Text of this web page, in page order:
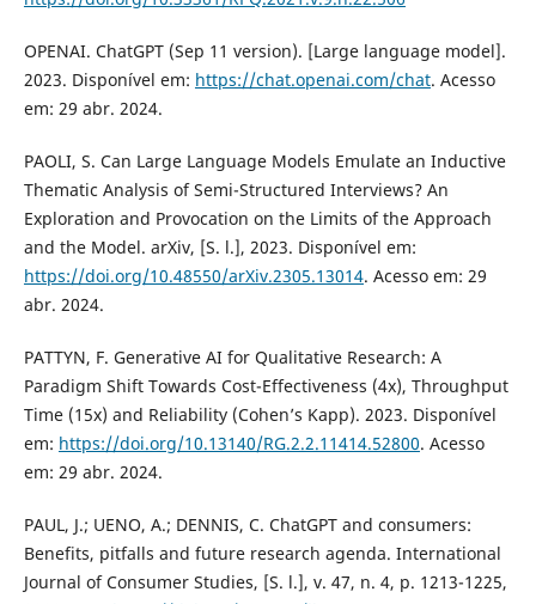
OPENAI. ChatGPT (Sep 11 version). [Large language model].
2023. Disponível em: https://chat.openai.com/chat. Acesso
em: 29 abr. 2024.
PAOLI, S. Can Large Language Models Emulate an Inductive
Thematic Analysis of Semi-Structured Interviews? An
Exploration and Provocation on the Limits of the Approach
and the Model. arXiv, [S. l.], 2023. Disponível em:
https://doi.org/10.48550/arXiv.2305.13014. Acesso em: 29
abr. 2024.
PATTYN, F. Generative AI for Qualitative Research: A
Paradigm Shift Towards Cost-Effectiveness (4x), Throughput
Time (15x) and Reliability (Cohen’s Kapp). 2023. Disponível
em: https://doi.org/10.13140/RG.2.2.11414.52800. Acesso
em: 29 abr. 2024.
PAUL, J.; UENO, A.; DENNIS, C. ChatGPT and consumers:
Benefits, pitfalls and future research agenda. International
Journal of Consumer Studies, [S. l.], v. 47, n. 4, p. 1213-1225,